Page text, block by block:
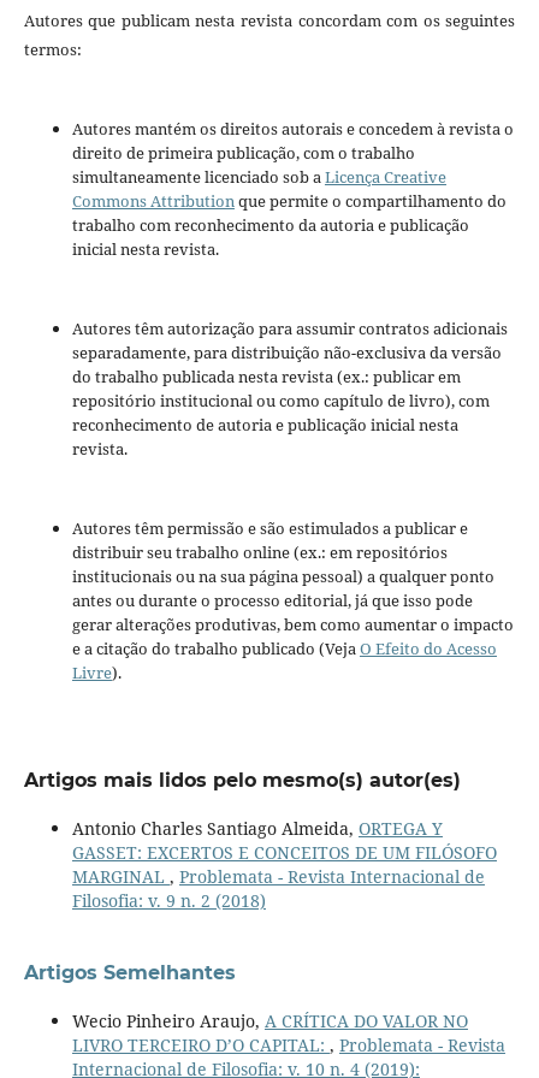
Autores que publicam nesta revista concordam com os seguintes
termos:
Autores mantém os direitos autorais e concedem à revista o
direito de primeira publicação, com o trabalho
simultaneamente licenciado sob aLicença Creative
Commons Attributionque permite o compartilhamento do
trabalho com reconhecimento da autoria e publicação
inicial nesta revista.
Autores têm autorização para assumir contratos adicionais
separadamente, para distribuição não-exclusiva da versão
do trabalho publicada nesta revista (ex.: publicar em
repositório institucional ou como capítulo de livro), com
reconhecimento de autoria e publicação inicial nesta
revista.
Autores têm permissão e são estimulados a publicar e
distribuir seu trabalho online (ex.: em repositórios
institucionais ou na sua página pessoal) a qualquer ponto
antes ou durante o processo editorial, já que isso pode
gerar alterações produtivas, bem como aumentar o impacto
e a citação do trabalho publicado (VejaO Efeito do Acesso
Livre).
Artigos mais lidos pelo mesmo(s) autor(es)
Antonio Charles Santiago Almeida, ORTEGA Y
GASSET: EXCERTOS E CONCEITOS DE UM FILÓSOFO
MARGINAL , Problemata - Revista Internacional de
Filosofia: v. 9 n. 2 (2018)
Artigos Semelhantes
Wecio Pinheiro Araujo, A CRÍTICA DO VALOR NO
LIVRO TERCEIRO D’O CAPITAL: , Problemata - Revista
Internacional de Filosofia: v. 10 n. 4 (2019):